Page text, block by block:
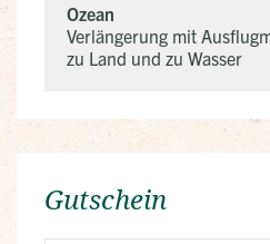
Ozean
Verlängerung mit
zu Land und zu Wasser
Gutschein